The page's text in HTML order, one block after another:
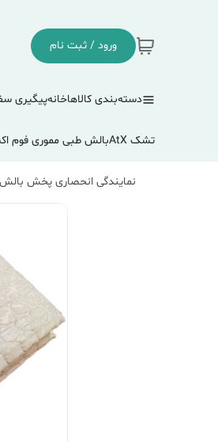
ورود / ثبت نام
دسته‌بندی کالاهاخانهپیگیری
تشک AtX بالش طبی مموری فوم
نمایندگی انحصاری پخش